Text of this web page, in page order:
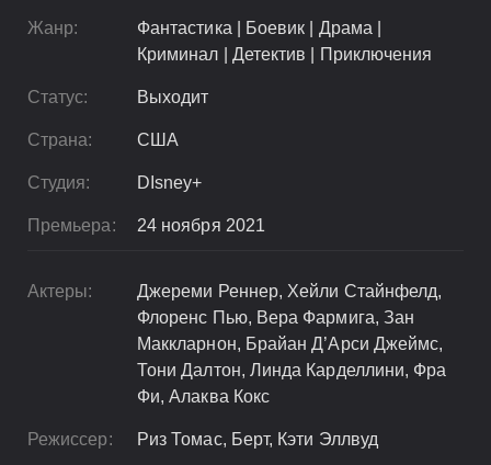
Жанр:
Фантастика | Боевик | Драма |
Криминал | Детектив | Приключения
Статус: Выходит
Страна: США
Студия: DIsney+
Премьера: 24 ноября 2021
Актеры:
Джереми Реннер, Хейли Стайнфелд,
Флоренс Пью, Вера Фармига, Зан
Маккларнон, Брайан Д’Арси Джеймс,
Тони Далтон, Линда Карделлини, Фра
Фи, Алаква Кокс
Режиссер: Риз Томас, Берт, Кэти Эллвуд